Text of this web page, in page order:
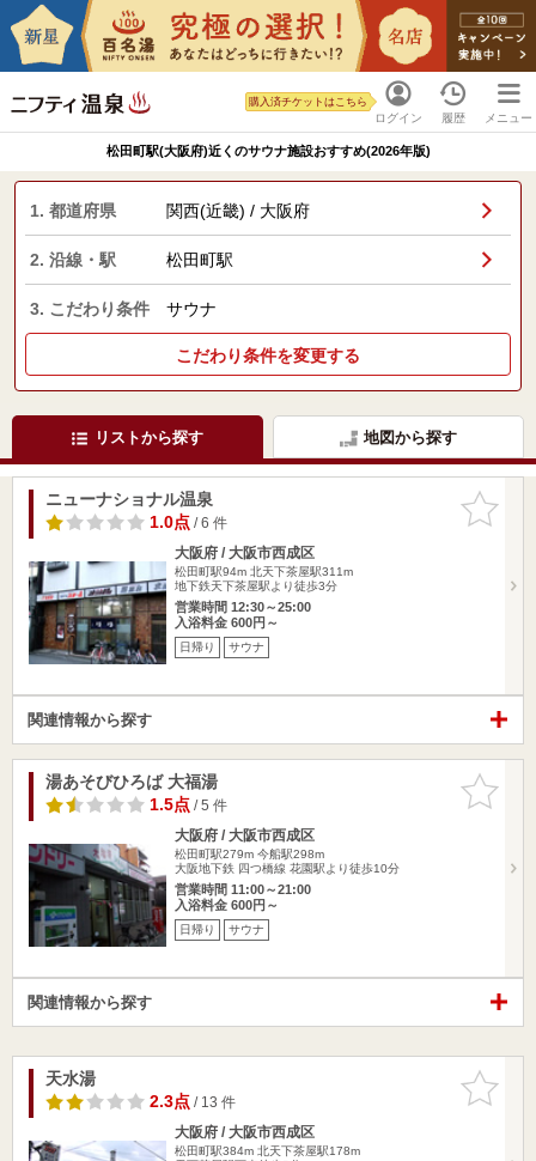
ログイン
購入済チケットはこちら
履歴 メニュー
松田町駅(大阪府)近くのサウナ施設おすすめ(2026年版)
1. 都道府県 関西(近畿) / 大阪府
2. 沿線・駅 松田町駅
3. こだわり条件 サウナ
こだわり条件を変更する
リストから探す 地図から探す
お気に入
りに追加
ニューナショナル温泉
1.0点/ 6 件
大阪府 / 大阪市西成区
松田町駅94m 北天下茶屋駅311m
地下鉄天下茶屋駅より徒歩3分
営業時間 12:30～25:00
入浴料金 600円～
日帰り サウナ
関連情報から探す
お気に入
りに追加
湯あそびひろば 大福湯
1.5点/ 5 件
大阪府 / 大阪市西成区
松田町駅279m 今船駅298m
大阪地下鉄 四つ橋線 花園駅より徒歩10分
営業時間 11:00～21:00
入浴料金 600円～
日帰り サウナ
関連情報から探す
お気に入
りに追加
天水湯
2.3点/ 13 件
大阪府 / 大阪市西成区
松田町駅384m 北天下茶屋駅178m